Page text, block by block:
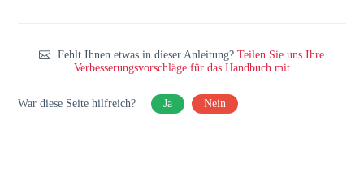
Fehlt Ihnen etwas in dieser Anleitung?Teilen Sie uns Ihre
Verbesserungsvorschläge für das Handbuch mit
War diese Seite hilfreich? Ja Nein